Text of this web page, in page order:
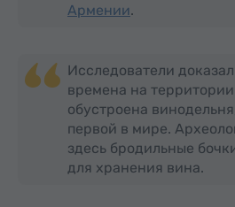
Армении.
Исследователи
времена на
обустроена
первой в мире.
здесь бродильные
для хранения вина.